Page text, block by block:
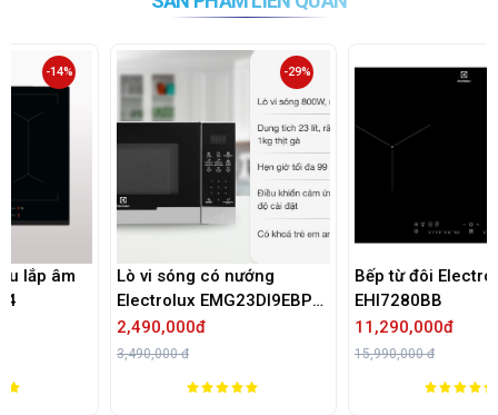
Lò vi sóng có nướng
Electrolux EMG23DI9EBP
2,490,000đ
Bếp từ đôi Electrolux
EHI7280BB
11,290,000đ
-29%